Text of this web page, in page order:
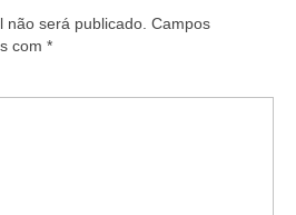
não será publicado. Campos
com *